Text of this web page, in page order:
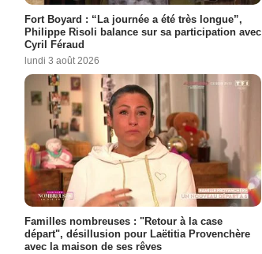
Fort Boyard : “La journée a été très longue”,
Philippe Risoli balance sur sa participation avec
Cyril Féraud
lundi 3 août 2026
Familles nombreuses : "Retour à la case
départ", désillusion pour Laëtitia Provenchère
avec la maison de ses rêves